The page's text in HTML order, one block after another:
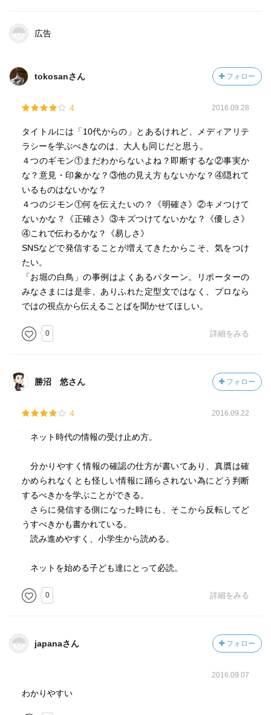
広告
tokosanさん フォロー
4 2016.09.28
タイトルには「10代からの」とあるけれど、メディアリテ
ラシーを学ぶべきなのは、大人も同じだと思う。
４つのギモン①まだわからないよね？即断するな②事実か
な？意見・印象かな？③他の見え方もないかな？④隠れて
いるものはないかな？
４つのジモン①何を伝えたいの？《明確さ》②キメつけて
ないかな？《正確さ》③キズつけてないかな？《優しさ》
④これで伝わるかな？《易しさ》
SNSなどで発信することが増えてきたからこそ、気をつけ
たい。
「お堀の白鳥」の事例はよくあるパターン。リポーターの
みなさまには是非、ありふれた定型文ではなく、プロなら
ではの視点から伝えることばを聞かせてほしい。
0 詳細をみる
勝沼 悠さん フォロー
4 2016.09.22
ネット時代の情報の受け止め方。
分かりやすく情報の確認の仕方が書いてあり、真贋は確
かめられなくとも怪しい情報に踊らされない為にどう判断
するべきかを学ぶことができる。
さらに発信する側になった時にも、そこから反転してど
うすべきかも書かれている。
読み進めやすく、小学生から読める。
ネットを始める子ども達にとって必読。
0 詳細をみる
japanaさん フォロー
2016.09.07
わかりやすい